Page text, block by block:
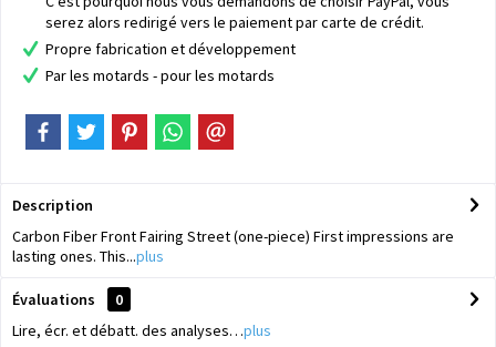
serez alors redirigé vers le paiement par carte de crédit.
Propre fabrication et développement
Par les motards - pour les motards
Description
Carbon Fiber Front Fairing Street (one-piece) First impressions are
lasting ones. This...plus
Évaluations
0
Lire, écr. et débatt. des analyses…plus